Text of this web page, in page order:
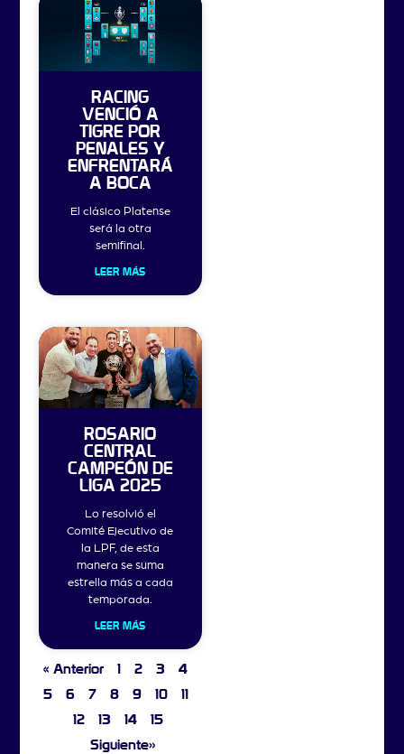
RACING
VENCIÓ A
TIGRE POR
PENALES Y
ENFRENTARÁ
A BOCA
El clásico Platense
será la otra
semifinal.
LEER MÁS
ROSARIO
CENTRAL
CAMPEÓN DE
LIGA 2025
Lo resolvió el
Comité Ejecutivo de
la LPF, de esta
manera se suma
estrella más a cada
temporada.
LEER MÁS
« Anterior 1 2 3
4
5
6 7 8 9 10
11
12
13 14
15
Siguiente»